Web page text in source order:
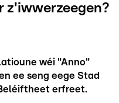
z'iwwerzeegen?
wéi "Anno"
ee seng eege Stad
erfreet.